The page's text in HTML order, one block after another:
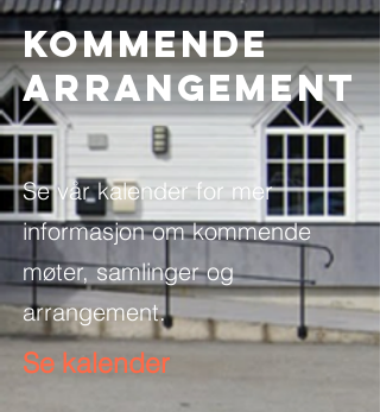
Kommende
ARRANGEMENT
Se vår kalender for mer
informasjon om kommende
møter, samlinger og
arrangement.
Se kalender